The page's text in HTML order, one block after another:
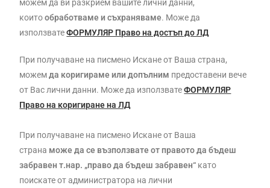
можем да ви разкрием вашите лични данни,
коитообработваме и съхраняваме. Може да
използватеФОРМУЛЯР Право на достъп до ЛД
При получаване на писмено Искане от Ваша страна,
можемда коригираме или допълним предоставени вече
от Вас лични данни. Може да използватеФОРМУЛЯР
Право на коригиране на ЛД
При получаване на писмено Искане от Ваша
страна може да се възползвате от правото да бъдеш
забравен т.нар. „право да бъдеш забравен“ като
поискате от администратора на лични